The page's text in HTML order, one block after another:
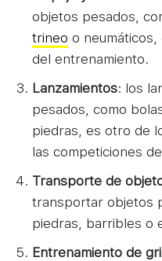
objetos pesados,
trineo o
del entrenamiento.
Lanzamientos: los
pesados, como
piedras, es otro de
las competiciones
Transporte de
transportar objetos
piedras, barribles o
Entrenamiento de